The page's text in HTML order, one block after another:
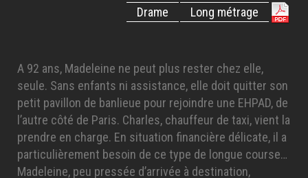
Long métrage
Drame
A 92 ans, Madeleine ne peut plus rester chez elle,
seule. Sans enfants ni assistance, elle doit quitter son
petit pavillon de banlieue pour rejoindre une EHPAD, de
l’autre côté de Paris. Charles, chauffeur de taxi, vient la
prendre en charge. En situation financière délicate, il a
particulièrement besoin de ce type de longue course…
Madeleine, peu pressée d’arrivée à destination,